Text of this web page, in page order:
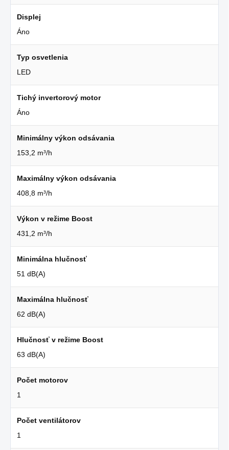
Displej
Áno
Typ osvetlenia
LED
Tichý invertorový motor
Áno
Minimálny výkon odsávania
153,2 m³/h
Maximálny výkon odsávania
408,8 m³/h
Výkon v režime Boost
431,2 m³/h
Minimálna hlučnosť
51 dB(A)
Maximálna hlučnosť
62 dB(A)
Hlučnosť v režime Boost
63 dB(A)
Počet motorov
1
Počet ventilátorov
1